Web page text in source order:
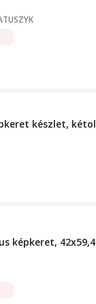
készlet,
képkeret,